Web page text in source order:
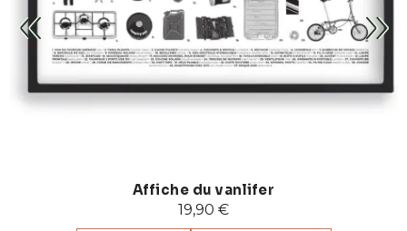
Affiche du vanlifer
19,90 €